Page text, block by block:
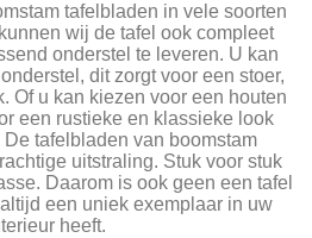
tafelbladen in vele soorten
wij de tafel ook compleet
onderstel te leveren. U kan
dit zorgt voor een stoer,
Of u kan kiezen voor een houten
een rustieke en klassieke look
tafelbladen van boomstam
uitstraling. Stuk voor stuk
Daarom is ook geen een tafel
een uniek exemplaar in uw
heeft.